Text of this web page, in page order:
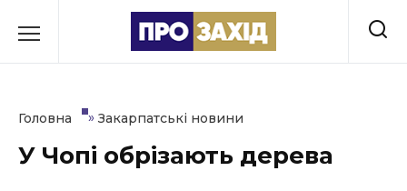
до
Головна » Закарпатські новини
У Чопі обрізають дерева